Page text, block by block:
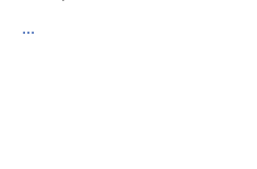
...